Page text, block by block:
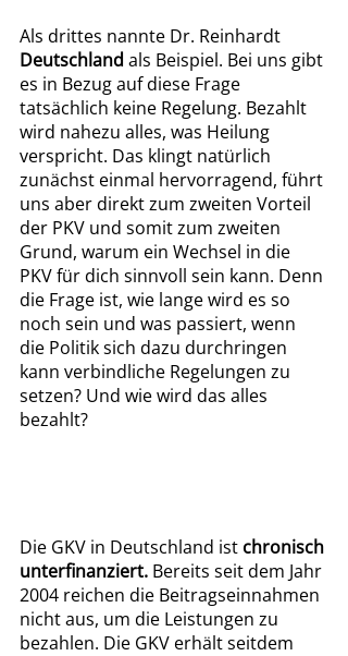
Als drittes nannte Dr. Reinhardt
Deutschland als Beispiel. Bei uns gibt
es in Bezug auf diese Frage
tatsächlich keine Regelung. Bezahlt
wird nahezu alles, was Heilung
verspricht. Das klingt natürlich
zunächst einmal hervorragend, führt
uns aber direkt zum zweiten Vorteil
der PKV und somit zum zweiten
Grund, warum ein Wechsel in die
PKV für dich sinnvoll sein kann. Denn
die Frage ist, wie lange wird es so
noch sein und was passiert, wenn
die Politik sich dazu durchringen
kann verbindliche Regelungen zu
setzen? Und wie wird das alles
bezahlt?
Die GKV in Deutschland ist chronisch
unterfinanziert. Bereits seit dem Jahr
2004 reichen die Beitragseinnahmen
nicht aus, um die Leistungen zu
bezahlen. Die GKV erhält seitdem